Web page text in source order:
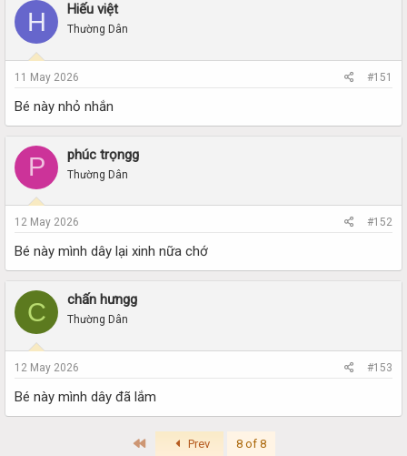
H Hiếu việt
Thường Dân
11 May 2026 #151
Bé này nhỏ nhắn
P phúc trọngg
Thường Dân
12 May 2026 #152
Bé này mình dây lại xinh nữa chớ
C chấn hưngg
Thường Dân
12 May 2026 #153
Bé này mình dây đã lắm
Prev 8 of 8